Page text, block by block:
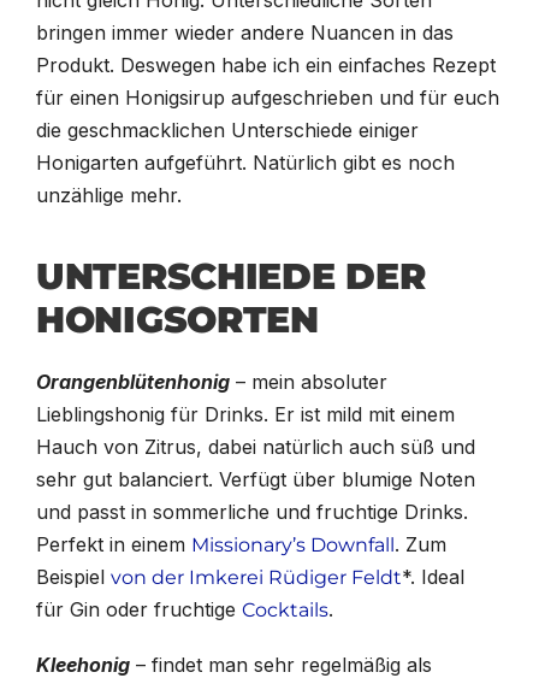
bringen immer wieder andere Nuancen in das
Produkt. Deswegen habe ich ein einfaches Rezept
für einen Honigsirup aufgeschrieben und für euch
die geschmacklichen Unterschiede einiger
Honigarten aufgeführt. Natürlich gibt es noch
unzählige mehr.
UNTERSCHIEDE DER
HONIGSORTEN
Orangenblütenhonig – mein absoluter
Lieblingshonig für Drinks. Er ist mild mit einem
Hauch von Zitrus, dabei natürlich auch süß und
sehr gut balanciert. Verfügt über blumige Noten
und passt in sommerliche und fruchtige Drinks.
Perfekt in einem Missionary’s Downfall. Zum
Beispiel von der Imkerei Rüdiger Feldt*. Ideal
für Gin oder fruchtige Cocktails.
Kleehonig – findet man sehr regelmäßig als